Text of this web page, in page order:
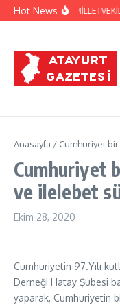
İçeriğe atla
Hot NewsHATAY
Anasayfa / Cumhuriyet
Cumhuriyet
ve ilelebet
Ekim 28, 2020
Cumhuriyetin 97.Yılı
Derneği Hatay Şubesi
yaparak, Cumhuriyetin